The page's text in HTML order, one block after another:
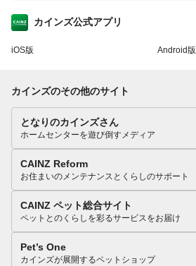
カインズ公式アプリ
iOS版 Android版
カインズのその他のサイト
となりのカインズさん
ホームセンターを遊び倒すメディア
CAINZ Reform
お住まいのメンテナンスとくらしのサポート
CAINZ ペット総合サイト
ペットとのくらしを彩るサービスをお届け
Pet’s One
カインズが展開するペットショップ